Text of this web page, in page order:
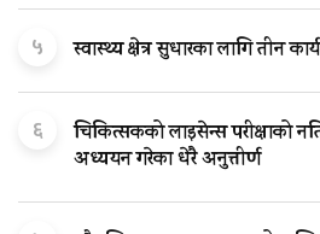
५ स्वास्थ्य क्षेत्र सुधारका लागि तीन
६
चिकित्सकको लाइसेन्स परीक्षाको
अध्ययन गरेका धेरै अनुत्तीर्ण